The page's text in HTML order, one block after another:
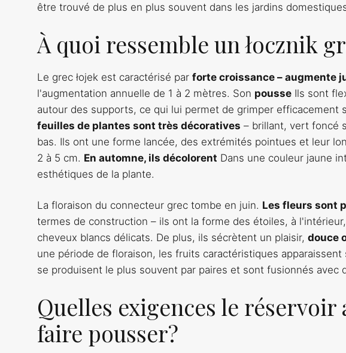
être trouvé de plus en plus souvent dans les jardins
À quoi ressemble un łocznik
Le grec łojek est caractérisé par forte croissance – augmente
l'augmentation annuelle de 1 à 2 mètres. Son pousse Ils sont
autour des supports, ce qui lui permet de grimper efficacement
feuilles de plantes sont très décoratives – brillant, vert foncé
bas. Ils ont une forme lancée, des extrémités pointues et leur
2 à 5 cm. En automne, ils décolorent Dans une couleur jaune
esthétiques de la plante.
La floraison du connecteur grec tombe en juin. Les fleurs sont
termes de construction – ils ont la forme des étoiles, à
cheveux blancs délicats. De plus, ils sécrètent un plaisir, douce
une période de floraison, les fruits caractéristiques
se produisent le plus souvent par paires et sont fusionnés avec
Quelles exigences le
faire pousser?